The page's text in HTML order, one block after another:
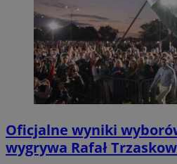
Oficjalne wyniki
wygrywa Rafał